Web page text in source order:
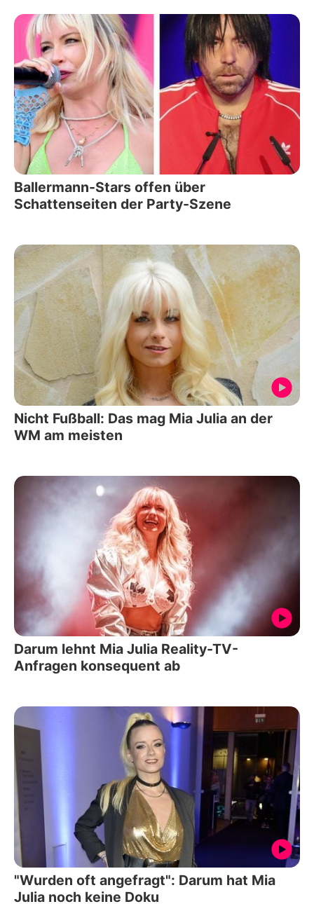
Ballermann-Stars offen über
Schattenseiten der Party-Szene
Nicht Fußball: Das mag Mia Julia an der
WM am meisten
Darum lehnt Mia Julia Reality-TV-
Anfragen konsequent ab
"Wurden oft angefragt": Darum hat Mia
Julia noch keine Doku